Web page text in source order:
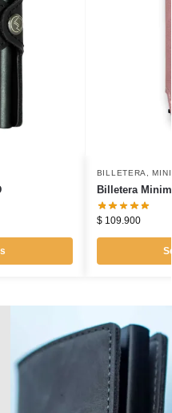
BILLETERA ,
Billetera
$109.900